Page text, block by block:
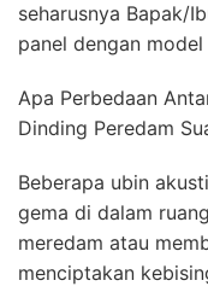
seharusnya Bapak/
panel dengan
Apa Perbedaan
Dinding Peredam
Beberapa ubin
gema di dalam
meredam atau
menciptakan